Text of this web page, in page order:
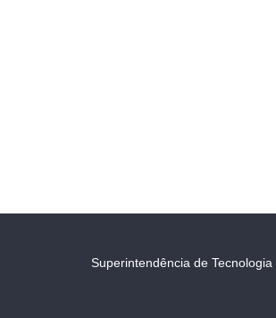
Superintendência de